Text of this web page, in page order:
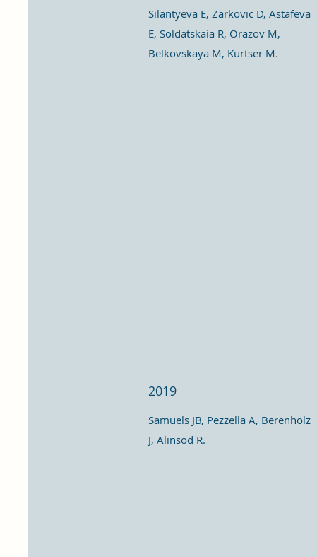
Silantyeva E, Zarkovic D, Astafeva
E, Soldatskaia R, Orazov M,
Belkovskaya M, Kurtser M.
2019
Samuels JB, Pezzella A, Berenholz
J, Alinsod R.